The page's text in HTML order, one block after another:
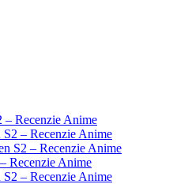
– Recenzie Anime
S2 – Recenzie Anime
S2 – Recenzie Anime
Recenzie Anime
S2 – Recenzie Anime